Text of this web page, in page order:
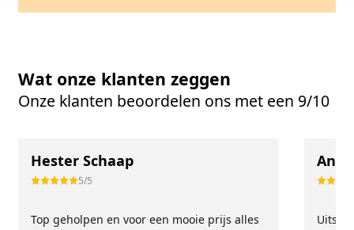
Wat onze klanten zeggen
Onze klanten beoordelen ons met een 9/10
Hester Schaap
5/5
Top geholpen en voor een mooie prijs alles